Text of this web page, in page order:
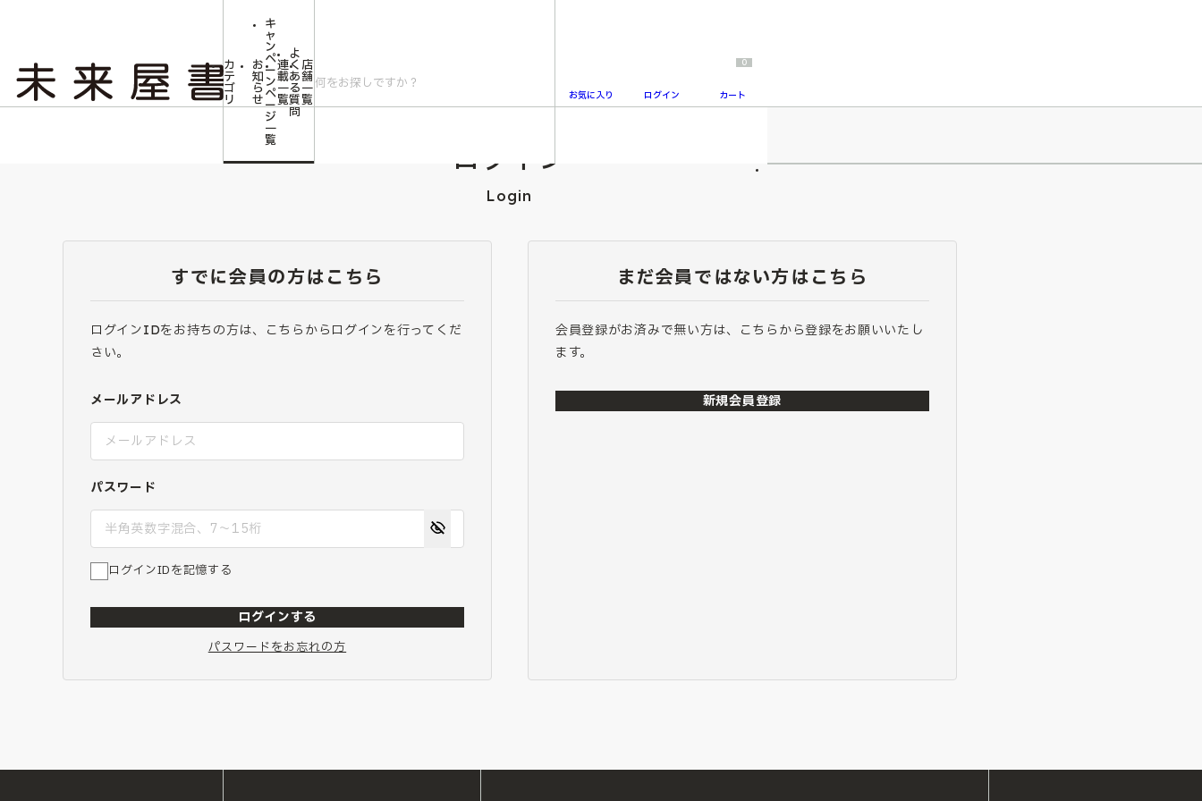
2026/7/23 『ONE PIECE magazine 021 ONE PIECEカード付き同梱版』発売延期のご案内
カ
テ
ゴ
リ
お
知
ら
せ
キ
ャ
ン
ペ
ー
ン
ペ
ー
ジ
一
覧
連
載
一
覧
よ
く
あ
る
質
問
店
舗
一
覧
お気に入り ログイン
0
カート
ログイン
Login
すでに会員の方はこちら
ログインIDをお持ちの方は、こちらからログインを行ってくだ
さい。
メールアドレス
パスワード
ログインIDを記憶する
ログインする
パスワードをお忘れの方
まだ会員ではない方はこちら
会員登録がお済みで無い方は、こちらから登録をお願いいたし
ます。
新規会員登録